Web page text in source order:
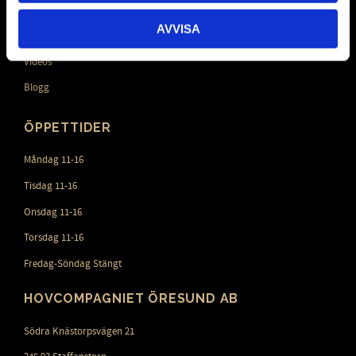
AVVISA
Policy och cookies
Videos
Blogg
ÖPPETTIDER
Måndag 11-16
Tisdag 11-16
Onsdag 11-16
Torsdag 11-16
Fredag-Söndag Stängt
HOVCOMPAGNIET ÖRESUND AB
Södra Knästorpsvägen 21